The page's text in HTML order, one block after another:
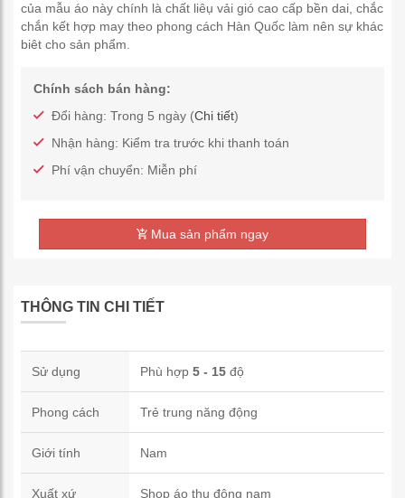
của mẫu áo này chính là chất liêụ vải gió cao cấp bền dai, chắc
chắn kết hợp may theo phong cách Hàn Quốc làm nên sự khác
biêt cho sản phẩm.
Chính sách bán hàng:
Đổi hàng: Trong 5 ngày (Chi tiết)
Nhận hàng: Kiểm tra trước khi thanh toán
Phí vận chuyển: Miễn phí
Mua sản phẩm ngay
THÔNG TIN CHI TIẾT
Sử dụng Phù hợp 5 - 15 độ
Phong cách Trẻ trung năng động
Giới tính Nam
Xuất xứ Shop áo thu đông nam